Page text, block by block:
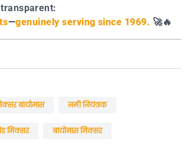
—genuinely serving since 1969. 🚀🔥
बायोमास नमी नियंत्रक
मिक्सर बायोमास मिक्सर